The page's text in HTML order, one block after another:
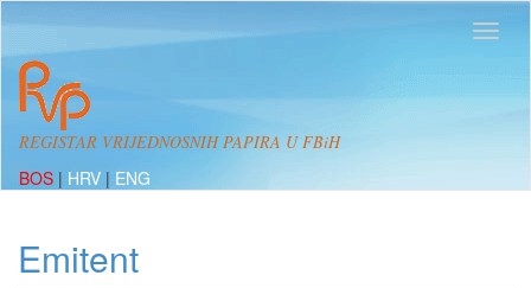
REGISTAR VRIJEDNOSNIH PAPIRA U FBiH
BOS | HRV | ENG
Emitent